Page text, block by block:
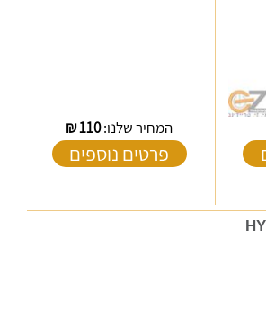
המחיר שלנו:110
₪
פרטים נוספים